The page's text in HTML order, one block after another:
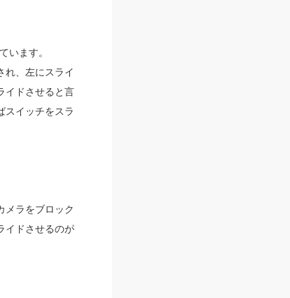
います。
れ、左にスライ
イドさせると言
スイッチをスラ
メラをブロック
イドさせるのが